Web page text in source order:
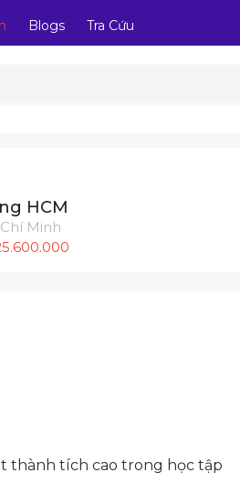
Blogs Tra Cứu
HCM
Minh
thành tích cao trong học tập